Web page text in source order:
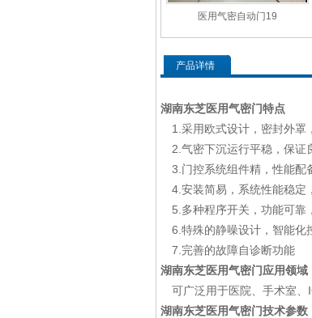
医用气密自动门19
产品详情
湖南东芝医用气密门特点
1.采用欧式设计，密封外罩
2.气密下沉运行平稳，保证
3.门控系统组件精，性能配
4.安装简易，系统性能稳定
5.多种程序开关，功能可靠
6.特殊的静噪设计，智能化
7.完善的故障自诊断功能
湖南东芝医用气密门应用领域
可广泛用于医院、手术室、
湖南东芝医用气密门技术参数